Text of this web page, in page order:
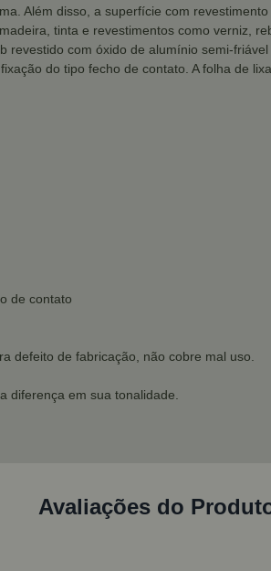
Além disso, a superfície com
tinta e revestimentos como verniz,
com óxido de alumínio semi-
do tipo fecho de contato. A folha de
de contato
defeito de fabricação, não cobre mal uso.
diferença em sua tonalidade.
Avaliações do